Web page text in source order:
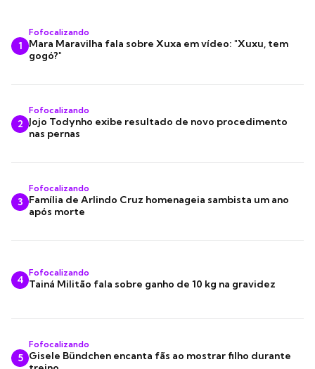
1
Fofocalizando
Mara Maravilha fala sobre Xuxa em vídeo: "Xuxu, tem
gogó?"
2
Fofocalizando
Jojo Todynho exibe resultado de novo procedimento
nas pernas
3
Fofocalizando
Família de Arlindo Cruz homenageia sambista um ano
após morte
4
Fofocalizando
Tainá Militão fala sobre ganho de 10 kg na gravidez
5
Fofocalizando
Gisele Bündchen encanta fãs ao mostrar filho durante